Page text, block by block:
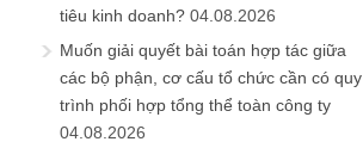
tiêu kinh doanh? 04.08.2026
Muốn giải quyết bài toán hợp tác giữa
các bộ phận, cơ cấu tổ chức cần có quy
trình phối hợp tổng thể toàn công ty
04.08.2026